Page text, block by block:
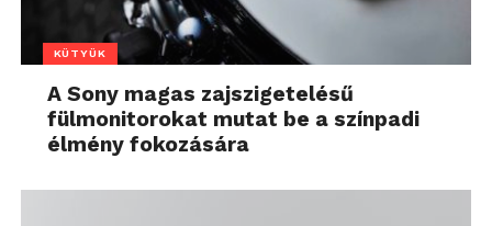
KÜTYÜK
A Sony magas zajszigetelésű
fülmonitorokat mutat be a színpadi
élmény fokozására